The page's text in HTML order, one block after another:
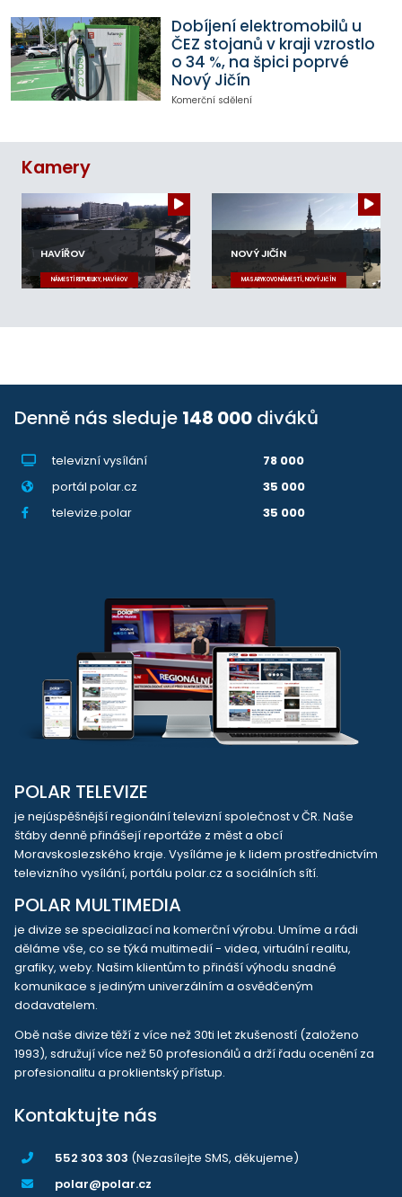
Dobíjení elektromobilů u
ČEZ stojanů v kraji vzrostlo
o 34 %, na špici poprvé
Nový Jičín
Komerční sdělení
Kamery
HAVÍŘOV
NÁMĚSTÍ REPUBLIKY, HAVÍŘOV
NOVÝ JIČÍN
MASARYKOVO NÁMĚSTÍ, NOVÝ JIČÍN
Denně nás sleduje 148 000 diváků
televizní vysílání
78 000
portál polar.cz
35 000
televize.polar
35 000
POLAR TELEVIZE
je nejúspěšnější regionální televizní společnost v ČR. Naše
štáby denně přinášejí reportáže z měst a obcí
Moravskoslezského kraje. Vysíláme je k lidem prostřednictvím
televizního vysílání, portálu polar.cz a sociálních sítí.
POLAR MULTIMEDIA
je divize se specializací na komerční výrobu. Umíme a rádi
děláme vše, co se týká multimedií - videa, virtuální realitu,
grafiky, weby. Našim klientům to přináší výhodu snadné
komunikace s jediným univerzálním a osvědčeným
dodavatelem.
Obě naše divize těží z více než 30ti let zkušeností (založeno
1993), sdružují více než 50 profesionálů a drží řadu ocenění za
profesionalitu a proklientský přístup.
Kontaktujte nás
552 303 303 (Nezasílejte SMS, děkujeme)
polar@polar.cz